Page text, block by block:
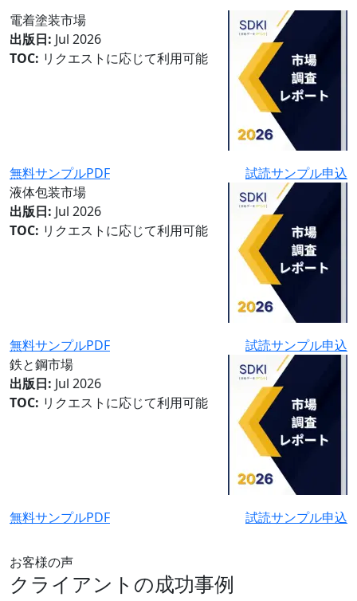
電着塗装市場
出版日: Jul 2026
TOC: リクエストに応じて利用可能
無料サンプルPDF
試読サンプル申込
液体包装市場
出版日: Jul 2026
TOC: リクエストに応じて利用可能
無料サンプルPDF
試読サンプル申込
鉄と鋼市場
出版日: Jul 2026
TOC: リクエストに応じて利用可能
無料サンプルPDF 試読サンプル申込
お客様の声
クライアントの成功事例